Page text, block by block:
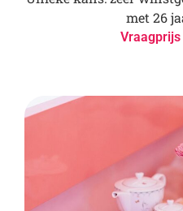
met 26
Vraagprijs